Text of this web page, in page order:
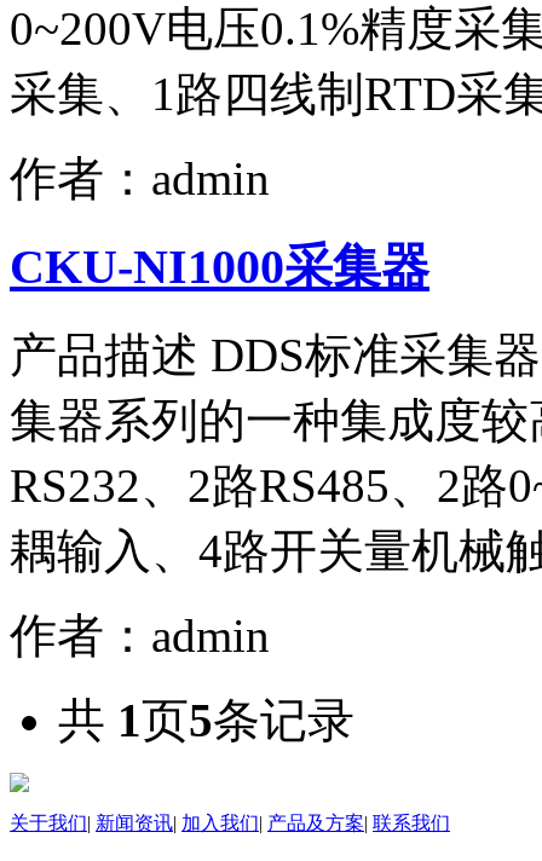
0~200V电压0.1%精度采
采集、1路四线制RTD采
作者：admin
CKU-NI1000采集器
产品描述 DDS标准采集
集器系列的一种集成度
RS232、2路RS485、2
耦输入、4路开关量机械
作者：admin
共 1页5条记录
关于我们| 新闻资讯| 加入我们| 产品及方案| 联系我们